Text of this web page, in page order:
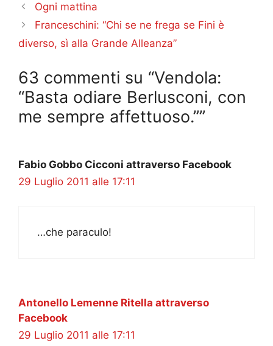
Ogni mattina
Franceschini: “Chi se ne frega se Fini è
diverso, sì alla Grande Alleanza”
63 commenti su “Vendola:
“Basta odiare Berlusconi, con
me sempre affettuoso.””
Fabio Gobbo Cicconi attraverso Facebook
29 Luglio 2011 alle 17:11
…che paraculo!
Antonello Lemenne Ritella attraverso
Facebook
29 Luglio 2011 alle 17:11